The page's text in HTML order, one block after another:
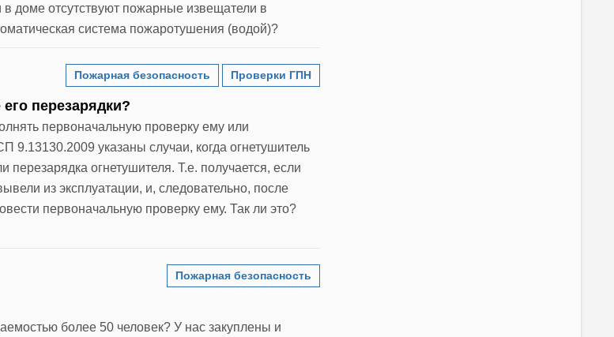
доме отсутствуют пожарные извещатели в
система пожаротушения (водой)?
Пожарная безопасность Проверки ГПН
перезарядки?
первоначальную проверку ему или
9.13130.2009 указаны случаи, когда огнетушитель
перезарядка огнетушителя. Т.е. получается, если
из эксплуатации, и, следовательно, после
первоначальную проверку ему. Так ли это?
Пожарная безопасность
более 50 человек? У нас закуплены и